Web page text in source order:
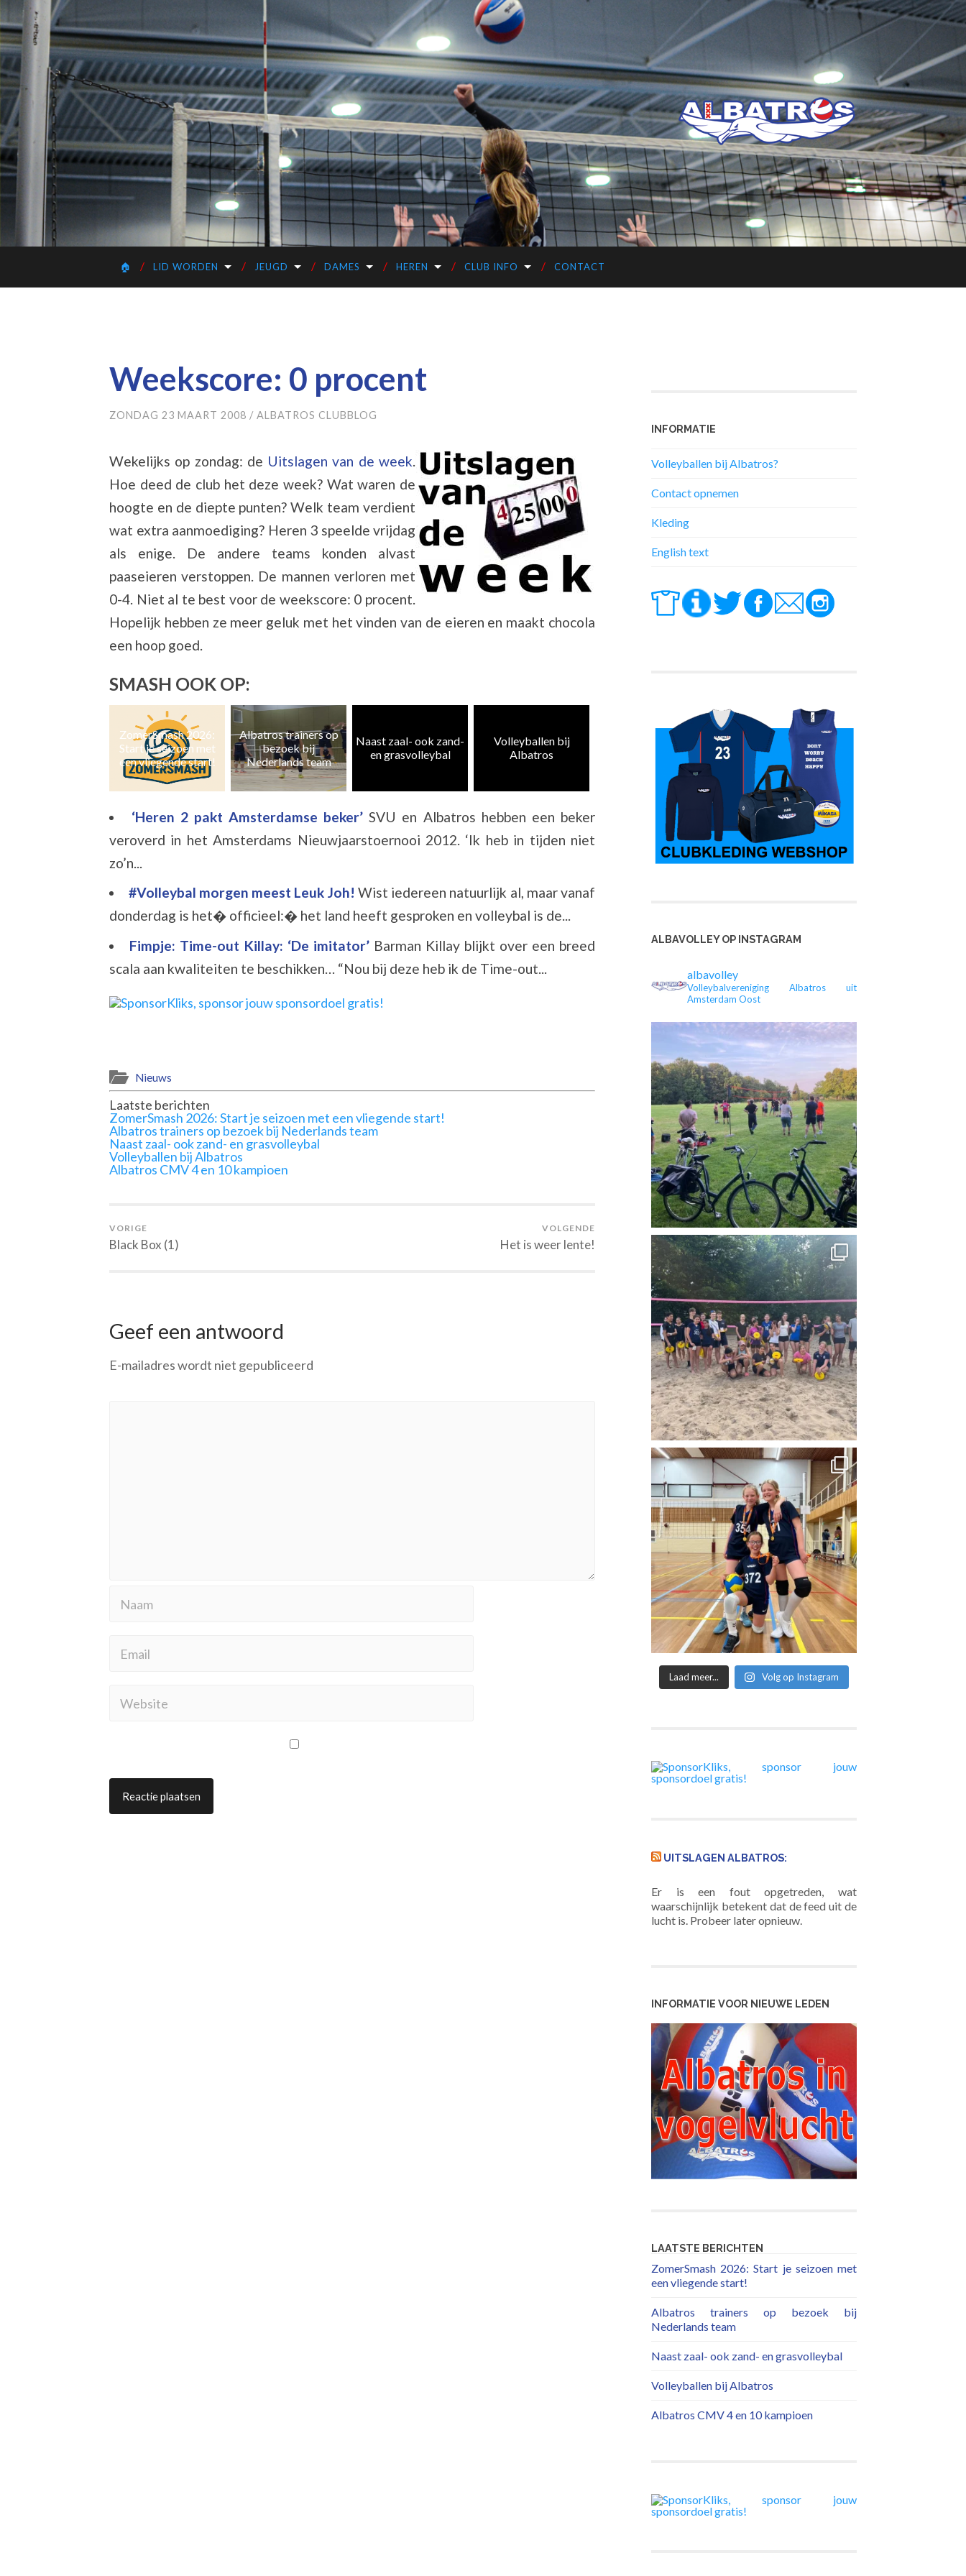
🏠 LID WORDEN JEUGD DAMES HEREN CLUB INFO CONTACT
Weekscore: 0 procent
ZONDAG 23 MAART 2008 / ALBATROS CLUBBLOG
Wekelijks op zondag: de Uitslagen van de week.
Hoe deed de club het deze week? Wat waren de
hoogte en de diepte punten? Welk team verdient
wat extra aanmoediging? Heren 3 speelde vrijdag
als enige. De andere teams konden alvast
paaseieren verstoppen. De mannen verloren met
0-4. Niet al te best voor de weekscore: 0 procent.
Hopelijk hebben ze meer geluk met het vinden van de eieren en maakt chocola
een hoop goed.
SMASH OOK OP:
Albatros trainers op
bezoek bij
Nederlands team
Naast zaal- ook zand-
en grasvolleybal
Volleyballen bij
Albatros
Albatros CMV 4 en
10 kampioen
Heren 5 kampioen en
weer terug in de 4e
Eveline stopt na 36
jaar met spelen
‘Heren 2 pakt Amsterdamse beker’SVU en Albatros hebben een beker
veroverd in het Amsterdams Nieuwjaarstoernooi 2012. ‘Ik heb in tijden niet
zo’n...
#Volleybal morgen meest Leuk Joh! Wist iedereen natuurlijk al, maar vanaf
donderdag is het� officieel:� het land heeft gesproken en volleybal is de...
Fimpje: Time-out Killay: ‘De imitator’ Barman Killay blijkt over een breed
scala aan kwaliteiten te beschikken… “Nou bij deze heb ik de Time-out...
Nieuws
Laatste berichten
ZomerSmash 2026: Start je seizoen met een vliegende start!
Albatros trainers op bezoek bij Nederlands team
Naast zaal- ook zand- en grasvolleybal
Volleyballen bij Albatros
Albatros CMV 4 en 10 kampioen
VORIGE
Black Box (1)
VOLGENDE
Het is weer lente!
Geef een antwoord
E-mailadres wordt niet gepubliceerd
INFORMATIE
Volleyballen bij Albatros?
Contact opnemen
Kleding
English text
ALBAVOLLEY OP INSTAGRAM
albavolley
Volleybalvereniging Albatros uit
Amsterdam Oost
Laad meer... Volg op Instagram
UITSLAGEN ALBATROS:
Er is een fout opgetreden, wat
waarschijnlijk betekent dat de feed uit de
lucht is. Probeer later opnieuw.
INFORMATIE VOOR NIEUWE LEDEN
LAATSTE BERICHTEN
ZomerSmash 2026: Start je seizoen met
een vliegende start!
Albatros trainers op bezoek bij
Nederlands team
Naast zaal- ook zand- en grasvolleybal
Volleyballen bij Albatros
Albatros CMV 4 en 10 kampioen